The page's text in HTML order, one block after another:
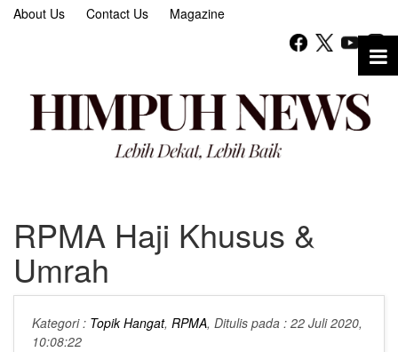
About Us Contact Us Magazine
RPMA Haji Khusus &
Umrah
Kategori : Topik Hangat, RPMA, Ditulis pada : 22 Juli 2020,
10:08:22